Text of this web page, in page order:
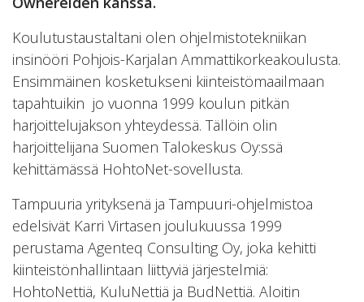
Koulutustaustaltani olen ohjelmistotekniikan
insinööri Pohjois-Karjalan Ammattikorkeakoulusta.
Ensimmäinen kosketukseni kiinteistömaailmaan
tapahtuikin jo vuonna 1999 koulun pitkän
harjoittelujakson yhteydessä. Tällöin olin
harjoittelijana Suomen Talokeskus Oy:ssä
kehittämässä HohtoNet-sovellusta.
Tampuuria yrityksenä ja Tampuuri-ohjelmistoa
edelsivät Karri Virtasen joulukuussa 1999
perustama Agenteq Consulting Oy, joka kehitti
kiinteistönhallintaan liittyviä järjestelmiä:
HohtoNettiä, KuluNettiä ja BudNettiä. Aloitin